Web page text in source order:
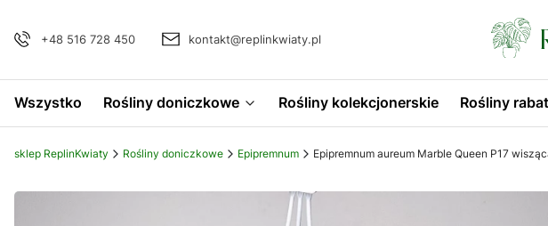
+48 516 728 450 kontakt@replinkwiaty.pl
Wszystko Rośliny doniczkowe Rośliny kolekcjonerskie Rośliny
sklep ReplinKwiaty Rośliny doniczkowe Epipremnum Epipremnum aureum Marble Queen P17